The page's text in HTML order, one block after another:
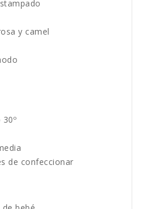
y camel
de confeccionar